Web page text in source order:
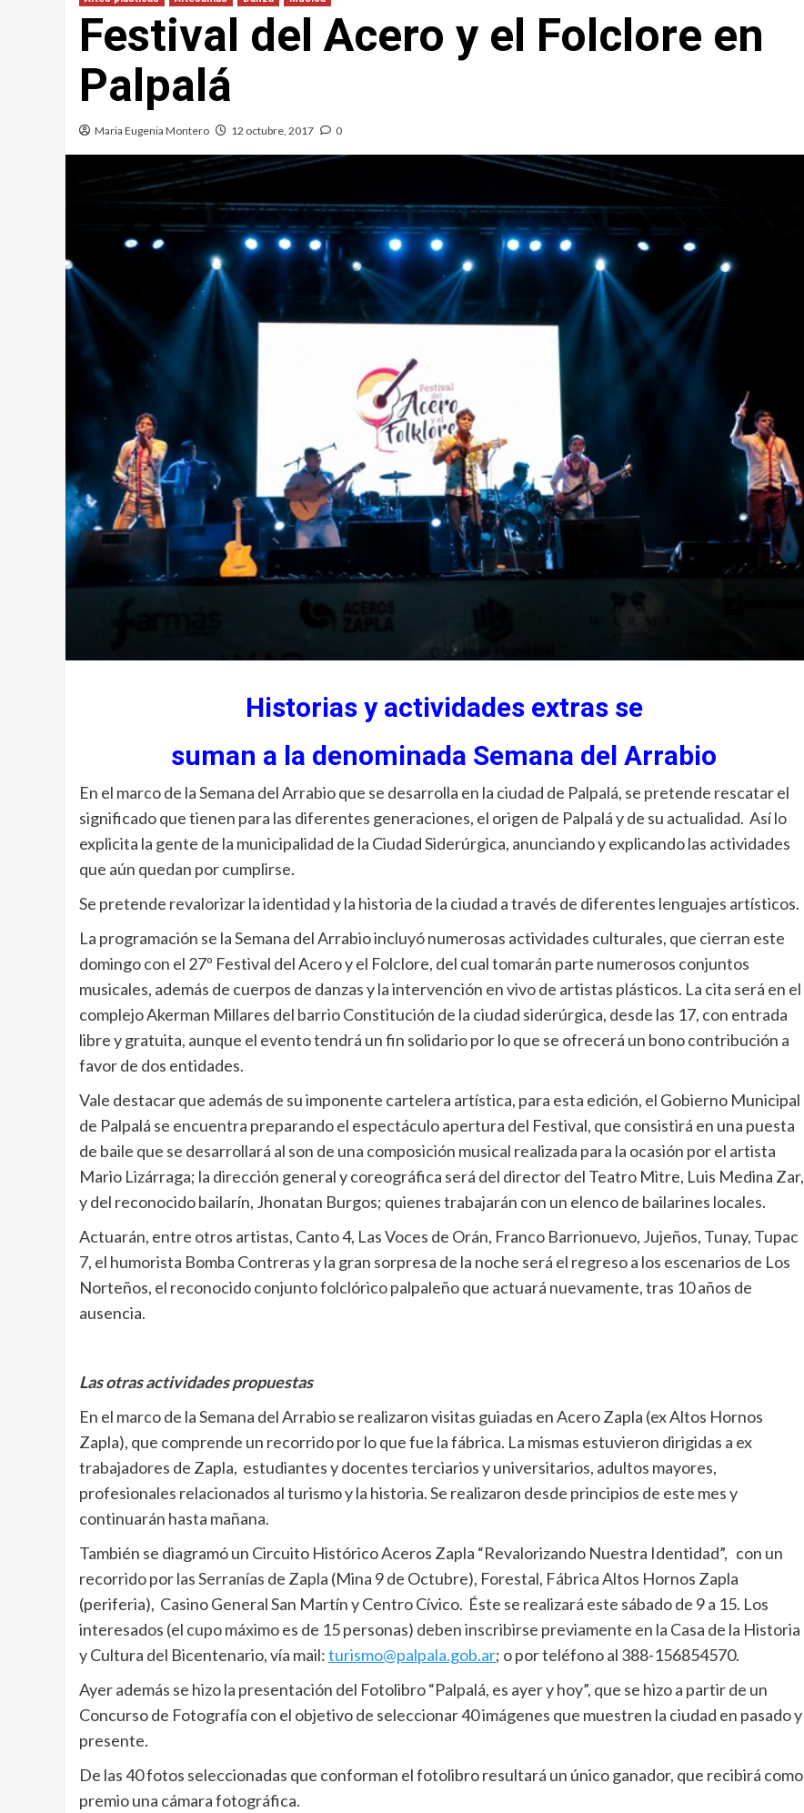
Festival del Acero y el Folclore en
Palpalá
Maria Eugenia Montero 12 octubre, 2017 0
Historias y actividades extras se
suman a la denominada Semana del Arrabio
En el marco de la Semana del Arrabio que se desarrolla en la ciudad de Palpalá, se pretende rescatar el
significado que tienen para las diferentes generaciones, el origen de Palpalá y de su actualidad. Así lo
explicita la gente de la municipalidad de la Ciudad Siderúrgica, anunciando y explicando las actividades
que aún quedan por cumplirse.
Se pretende revalorizar la identidad y la historia de la ciudad a través de diferentes lenguajes artísticos.
La programación se la Semana del Arrabio incluyó numerosas actividades culturales, que cierran este
domingo con el 27º Festival del Acero y el Folclore, del cual tomarán parte numerosos conjuntos
musicales, además de cuerpos de danzas y la intervención en vivo de artistas plásticos. La cita será en el
complejo Akerman Millares del barrio Constitución de la ciudad siderúrgica, desde las 17, con entrada
libre y gratuita, aunque el evento tendrá un fin solidario por lo que se ofrecerá un bono contribución a
favor de dos entidades.
Vale destacar que además de su imponente cartelera artística, para esta edición, el Gobierno Municipal
de Palpalá se encuentra preparando el espectáculo apertura del Festival, que consistirá en una puesta
de baile que se desarrollará al son de una composición musical realizada para la ocasión por el artista
Mario Lizárraga; la dirección general y coreográfica será del director del Teatro Mitre, Luis Medina Zar,
y del reconocido bailarín, Jhonatan Burgos; quienes trabajarán con un elenco de bailarines locales.
Actuarán, entre otros artistas, Canto 4, Las Voces de Orán, Franco Barrionuevo, Jujeños, Tunay, Tupac
7, el humorista Bomba Contreras y la gran sorpresa de la noche será el regreso a los escenarios de Los
Norteños, el reconocido conjunto folclórico palpaleño que actuará nuevamente, tras 10 años de
ausencia.
Las otras actividades propuestas
En el marco de la Semana del Arrabio se realizaron visitas guiadas en Acero Zapla (ex Altos Hornos
Zapla), que comprende un recorrido por lo que fue la fábrica. La mismas estuvieron dirigidas a ex
trabajadores de Zapla, estudiantes y docentes terciarios y universitarios, adultos mayores,
profesionales relacionados al turismo y la historia. Se realizaron desde principios de este mes y
continuarán hasta mañana.
También se diagramó un Circuito Histórico Aceros Zapla “Revalorizando Nuestra Identidad”, con un
recorrido por las Serranías de Zapla (Mina 9 de Octubre), Forestal, Fábrica Altos Hornos Zapla
(periferia), Casino General San Martín y Centro Cívico. Éste se realizará este sábado de 9 a 15. Los
interesados (el cupo máximo es de 15 personas) deben inscribirse previamente en la Casa de la Historia
y Cultura del Bicentenario, vía mail:turismo@palpala.gob.ar; o por teléfono al 388-156854570.
Ayer además se hizo la presentación del Fotolibro “Palpalá, es ayer y hoy”, que se hizo a partir de un
Concurso de Fotografía con el objetivo de seleccionar 40 imágenes que muestren la ciudad en pasado y
presente.
De las 40 fotos seleccionadas que conforman el fotolibro resultará un único ganador, que recibirá como
premio una cámara fotográfica.